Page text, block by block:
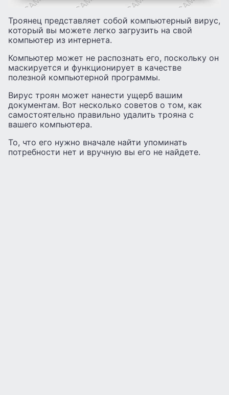
Троянец представляет собой компьютерный вирус,
который вы можете легко загрузить на свой
компьютер из интернета.
Компьютер может не распознать его, поскольку он
маскируется и функционирует в качестве
полезной компьютерной программы.
Вирус троян может нанести ущерб вашим
документам. Вот несколько советов о том, как
самостоятельно правильно удалить трояна с
вашего компьютера.
То, что его нужно вначале найти упоминать
потребности нет и вручную вы его не найдете.